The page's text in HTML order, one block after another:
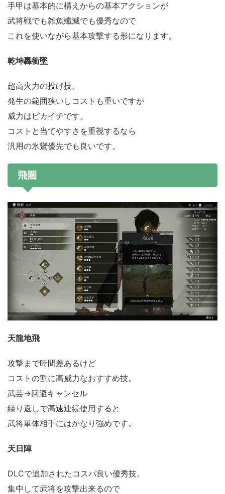
手甲は基本的に構えからの基本アクションが
武将戦でも雑魚殲滅でも優秀なので
これを使いながら基本攻撃する形になります。
乾坤轟衝墜
超高火力の投げ技。
発生の範囲狭いしコストも重いですが
威力はピカイチです。
コストと当てやすさを重視するなら
汎用の氷鸞優先でも良いです。
飛圏
天龍地飛
攻撃まで時間差あるけど
コストの割に高威力なおすすめ技。
武芸→回避キャンセル
繰り返しで高速連続使用すると
武将単体相手にはかなり強めです。
天日陣
DLCで追加されたコスパ良い優秀技。
集中して武将を攻撃出来るので